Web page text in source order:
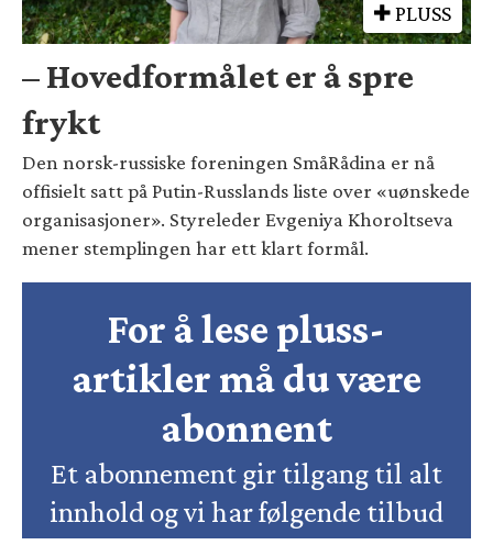
PLUSS
– Hovedformålet er å spre
frykt
Den norsk-russiske foreningen SmåRådina er nå
offisielt satt på Putin-Russlands liste over «uønskede
organisasjoner». Styreleder Evgeniya Khoroltseva
mener stemplingen har ett klart formål.
For å lese pluss-
artikler må du være
abonnent
Et abonnement gir tilgang til alt
innhold og vi har følgende tilbud